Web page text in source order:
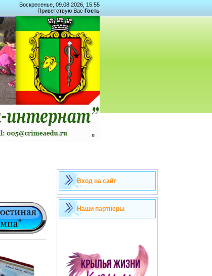
Воскресенье, 09.08.2026, 15:55
Приветствую Вас Гость
Вход на сайт
Наши партнеры